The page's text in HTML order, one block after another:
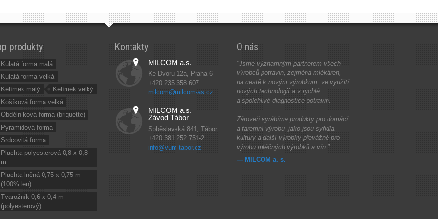
produkty
Kulatá forma malá
Kulatá forma velká
Kelímek malý
Kelímek velký
Košíková forma velká
Obdélníková forma (briquette)
Pyramidová forma
Srdcovitá forma
Plachta polyesterová 0,8 x 0,8
m
Plachta lněná 0,75 x 0,75 m
(100% len)
Tvarožník 0,6 x 0,4 m
(polyesterový)
Kontakty
MILCOM a.s.
Ke Dvoru 12a, Praha 6
+420 235 358 607
milcom@milcom-as.cz
MILCOM a.s.
Závod Tábor
Soběslavská 841, Tábor
+420 381 252 751-2
info@vum-tabor.cz
O nás
"Jsme významným partnerem všech
výrobců potravin, zejména mlékáren,
na cestě k novým výrobkům, ve využití
nových technologií a v rychlé
a spolehlivé diagnostice potravin.
Zároveň vyrábíme produkty pro domácí
a faremní výrobu, jako jsou syřidla,
kultury a další výrobky převážně pro
výrobu mléčných výrobků a vín."
— MILCOM a. s.